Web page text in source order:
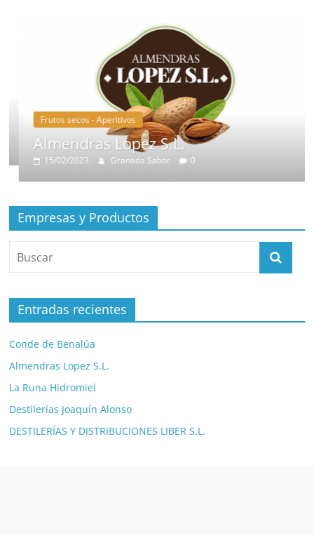
Frutos secos - Aperitivos
Almendras Lopez S.L.
15/02/2023 Granada Sabor 0
Empresas y Productos
Entradas recientes
Conde de Benalúa
Almendras Lopez S.L.
La Runa Hidromiel
Destilerías Joaquín Alonso
DESTILERÍAS Y DISTRIBUCIONES LIBER S.L.